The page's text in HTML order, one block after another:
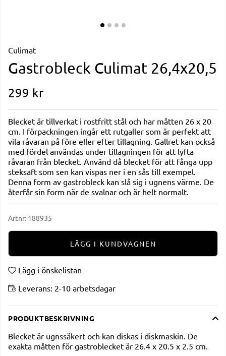
Culimat
Gastrobleck Culimat 26,4x20,5
299 kr
Blecket är tillverkat i rostfritt stål och har måtten 26 x 20
cm. I förpackningen ingår ett rutgaller som är perfekt att
vila råvaran på före eller efter tillagning. Gallret kan också
med fördel användas under tillagningen för att lyfta
råvaran från blecket. Använd då blecket för att fånga upp
steksaft som sen kan vispas ner i en sås till exempel.
Denna form av gastrobleck kan slå sig i ugnens värme. De
återfår sin form när de svalnar och är helt normalt.
Artnr: 188935
LÄGG I KUNDVAGNEN
Lägg i önskelistan
Leverans: 2-10 arbetsdagar
PRODUKTBESKRIVNING
Blecket är ugnssäkert och kan diskas i diskmaskin. De
exakta måtten för gastroblecket är 26.4 x 20.5 x 2.5 cm.